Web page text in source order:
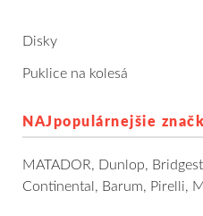
Osobné/crossover + malé
SUV/crossover + OFFRoad-
Disky
Puklice na kolesá
NAJpopulárnejšie
MATADOR, Dunlop,
Continental , Barum, Pirelli,